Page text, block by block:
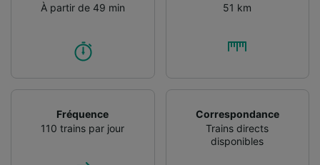
À partir de 49 min
51 km
Fréquence
110 trains par jour
Correspondance
Trains directs
disponibles